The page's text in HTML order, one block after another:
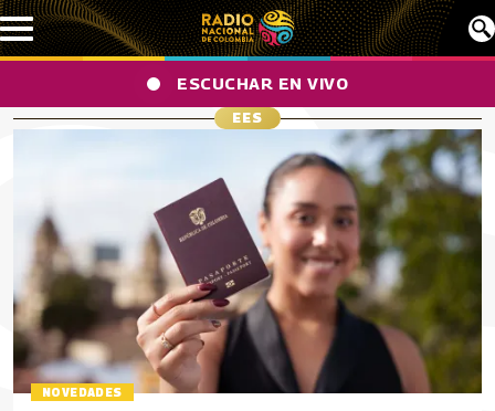
Pasar al contenido principal
ESCUCHAR EN VIVO
EES
NOVEDADES